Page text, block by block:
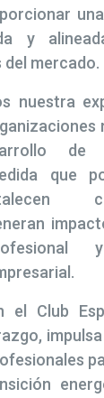
y
del mercado.
nuestra
de
que
el Club